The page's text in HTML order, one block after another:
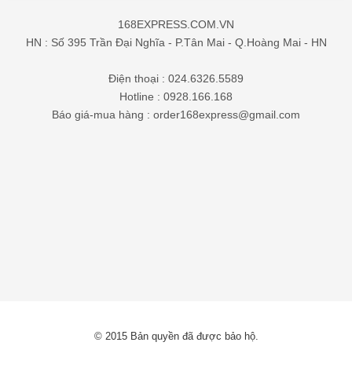
168EXPRESS.COM.VN
HN : Số 395 Trần Đại Nghĩa - P.Tân Mai - Q.Hoàng Mai - HN
Điện thoại : 024.6326.5589
Hotline : 0928.166.168
Báo giá-mua hàng : order168express@gmail.com
© 2015 Bản quyền đã được bảo hộ.